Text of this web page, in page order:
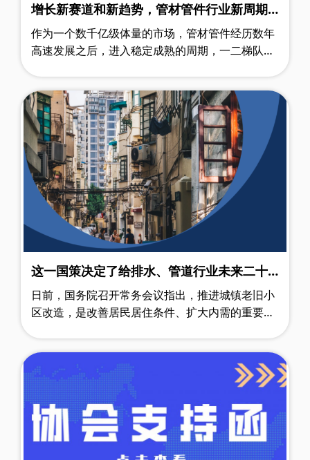
增长新赛道和新趋势，管材管件行业新周期
内隐藏的大变局！
作为一个数千亿级体量的市场，管材管件经历数年
高速发展之后，进入稳定成熟的周期，一二梯队品
这一国策决定了给排水、管道行业未来二十
年的命运
日前，国务院召开常务会议指出，推进城镇老旧小
区改造，是改善居民居住条件、扩大内需的重要举